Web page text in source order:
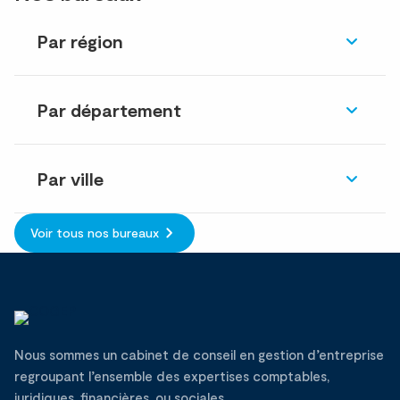
Par région
Par département
Par ville
Voir tous nos bureaux
Nous sommes un cabinet de conseil en gestion d’entreprise
regroupant l’ensemble des expertises comptables,